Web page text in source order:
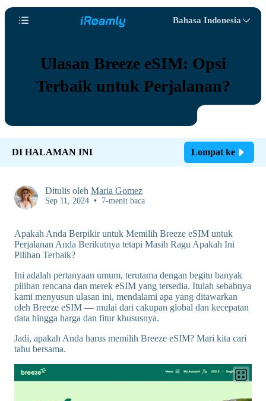
Bahasa Indonesia
Ulasan Breeze eSIM: Opsi
Terbaik untuk Perjalanan?
DI HALAMAN INI Lompat ke
Ditulis oleh Maria Gomez
Sep 11, 2024 • 7-menit baca
Apakah Anda Berpikir untuk Memilih Breeze eSIM untuk
Perjalanan Anda Berikutnya tetapi Masih Ragu Apakah Ini
Pilihan Terbaik?
Ini adalah pertanyaan umum, terutama dengan begitu banyak
pilihan rencana dan merek eSIM yang tersedia. Itulah sebabnya
kami menyusun ulasan ini, mendalami apa yang ditawarkan
oleh Breeze eSIM — mulai dari cakupan global dan kecepatan
data hingga harga dan fitur khususnya.
Jadi, apakah Anda harus memilih Breeze eSIM? Mari kita cari
tahu bersama.